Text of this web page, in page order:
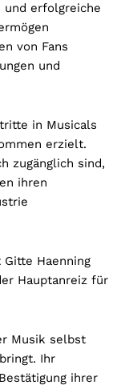
und erfolgreiche
von Fans
und
in Musicals
erzielt.
zugänglich sind,
ihren
Haenning
Hauptanreiz für
Musik selbst
Ihr
ihrer